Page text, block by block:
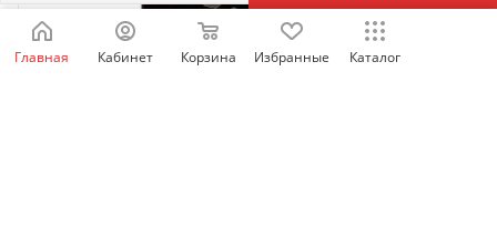
Главная Кабинет Корзина Избранные Каталог